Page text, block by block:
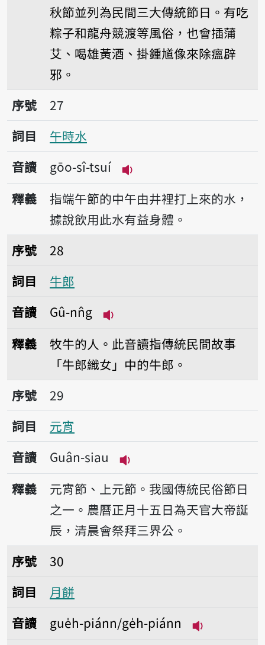
秋節並列為民間三大傳統節日。有吃
粽子和龍舟競渡等風俗，也會插蒲
艾、喝雄黃酒、掛鍾馗像來除瘟辟
邪。
序號27午時水
序號
27
詞目
午時水
音讀
gōo-sî-tsuí
播放音讀gōo-sî-tsuí
釋義
指端午節的中午由井裡打上來的水，
據說飲用此水有益身體。
序號28牛郎
序號
28
詞目
牛郎
音讀
Gû-nn̂g
釋義
牧牛的人。此音讀指傳統民間故事
「牛郎織女」中的牛郎。
序號29元宵
序號
29
詞目
元宵
音讀
Guân-siau
播放音讀Guân-siau
釋義
元宵節、上元節。我國傳統民俗節日
之一。農曆正月十五日為天官大帝誕
辰，清晨會祭拜三界公。
序號30月餅
序號
30
詞目
月餅
音讀
gue̍h-piánn/ge̍h-piánn